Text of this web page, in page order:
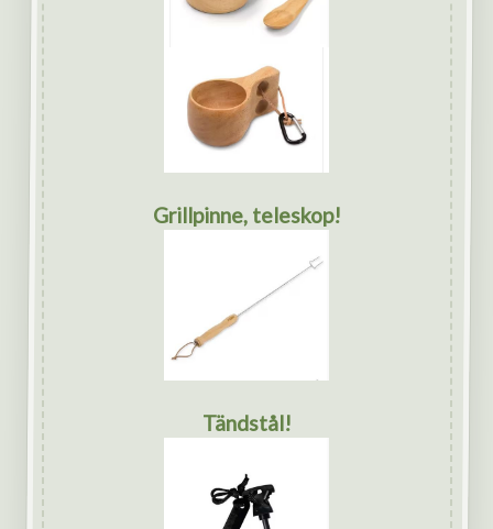
Grillpinne, teleskop!
Tändstål!